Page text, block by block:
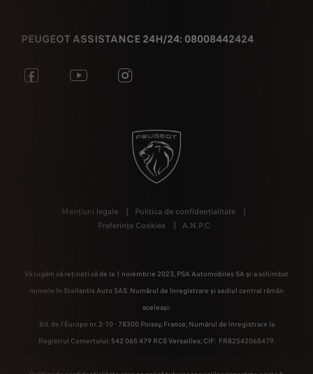
PEUGEOT ASSISTANCE 24H/24: 08008442424
Mențiuni legale
Politica de confidențialitate
Preferințe Cookies
A.N.P.C
Vă rugăm să rețineți că de la 1 noiembrie 2023, PSA Automobiles SA și-a schimbat
numele în Stellantis Auto SAS. Numărul de înregistrare și sediul central rămân
aceleași:
Bd. de l'Europe nr. 2-10 - 78300 Poissy, France; Numărul de înregistrare la
Registrul Comerțului: 542 065 479 RCS Versailles; CIF: FR82542065479.